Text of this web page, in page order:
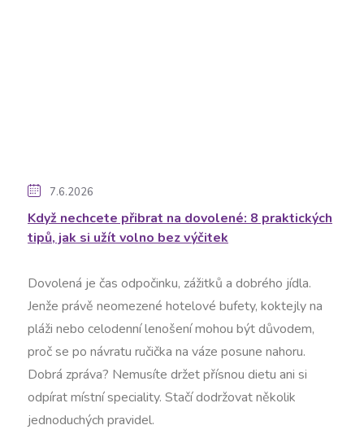
7.6.2026
Když nechcete přibrat na dovolené: 8 praktických
tipů, jak si užít volno bez výčitek
Dovolená je čas odpočinku, zážitků a dobrého jídla.
Jenže právě neomezené hotelové bufety, koktejly na
pláži nebo celodenní lenošení mohou být důvodem,
proč se po návratu ručička na váze posune nahoru.
Dobrá zpráva? Nemusíte držet přísnou dietu ani si
odpírat místní speciality. Stačí dodržovat několik
jednoduchých pravidel.